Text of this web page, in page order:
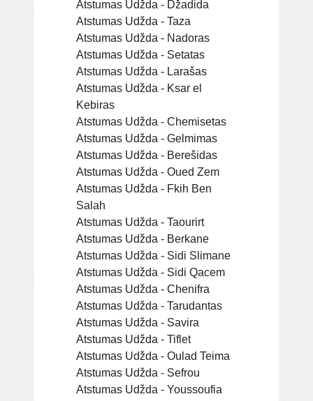
Atstumas Udžda - Džadida
Atstumas Udžda - Taza
Atstumas Udžda - Nadoras
Atstumas Udžda - Setatas
Atstumas Udžda - Larašas
Atstumas Udžda - Ksar el
Kebiras
Atstumas Udžda - Chemisetas
Atstumas Udžda - Gelmimas
Atstumas Udžda - Berešidas
Atstumas Udžda - Oued Zem
Atstumas Udžda - Fkih Ben
Salah
Atstumas Udžda - Taourirt
Atstumas Udžda - Berkane
Atstumas Udžda - Sidi Slimane
Atstumas Udžda - Sidi Qacem
Atstumas Udžda - Chenifra
Atstumas Udžda - Tarudantas
Atstumas Udžda - Savira
Atstumas Udžda - Tiflet
Atstumas Udžda - Oulad Teima
Atstumas Udžda - Sefrou
Atstumas Udžda - Youssoufia